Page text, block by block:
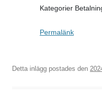
Kategorier
Permalänk
Detta inlägg postades den